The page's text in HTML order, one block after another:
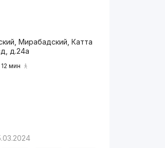
Мирабадский, Катта
д.24a
мин